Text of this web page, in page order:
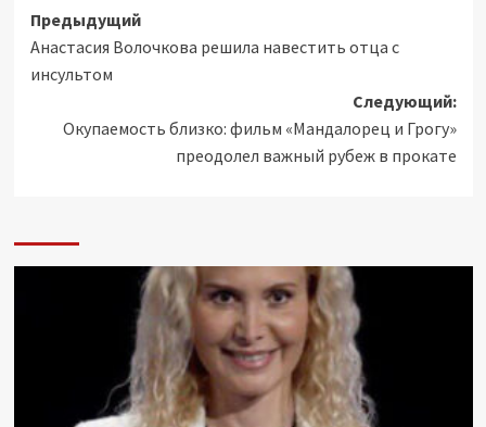
Навигация
записи
Предыдущий
Анастасия Волочкова решила навестить отца с
инсультом
Следующий:
Окупаемость близко: фильм «Мандалорец и Грогу»
преодолел важный рубеж в прокате